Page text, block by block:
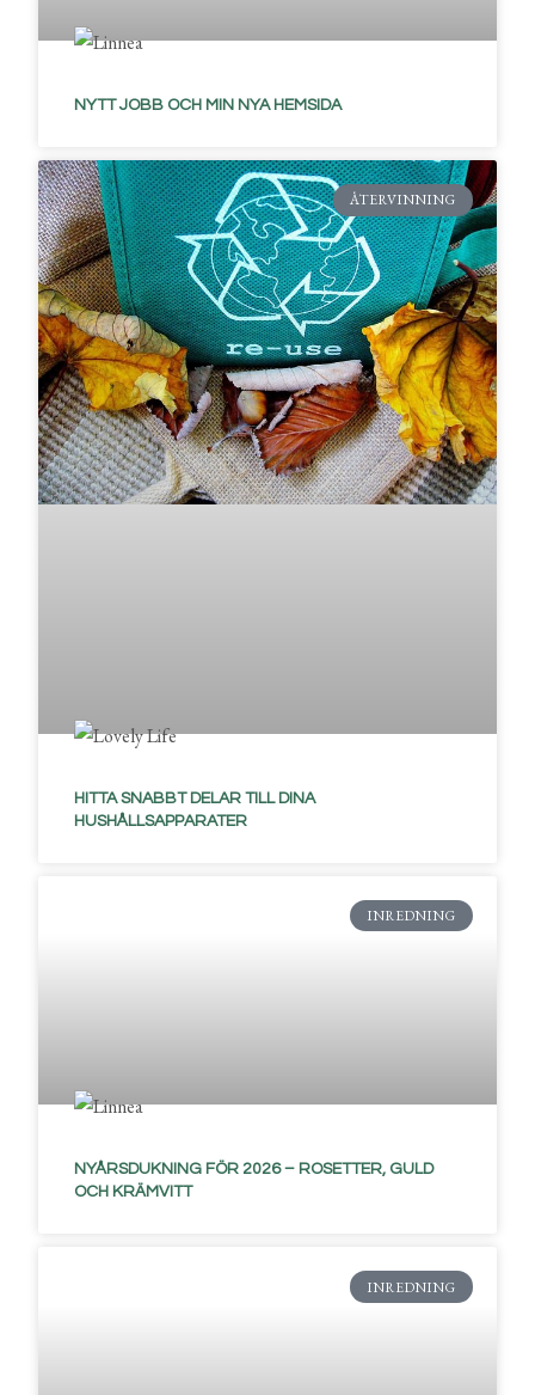
NYTT JOBB OCH MIN NYA HEMSIDA
ÅTERVINNING
HITTA SNABBT DELAR TILL DINA
HUSHÅLLSAPPARATER
INREDNING
NYÅRSDUKNING FÖR 2026 – ROSETTER, GULD
OCH KRÄMVITT
INREDNING